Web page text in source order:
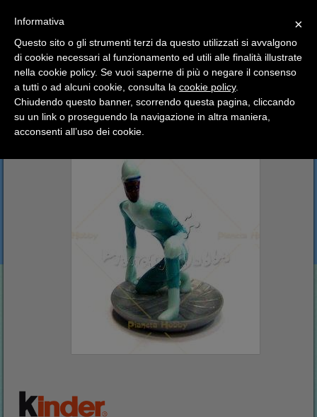
HOME Kinder Sorpresa Collection
Kinder Italia
Gli Incredibili
Siberius
Siberius
×
Ciao a tutti, il negozio sarà chiuso dal 9/08 al 24/08
compreso.
Tutti gli ordini effettuati dopo le 15:00 del 07/08 verranno
spediti a partire dal giorno 25/08.
Buone vacanze a tutti dallo staff di Pianeta Hobby
×
Informativa
Questo sito o gli strumenti terzi da questo utilizzati si avvalgono
di cookie necessari al funzionamento ed utili alle finalità illustrate
nella cookie policy. Se vuoi saperne di più o negare il consenso
a tutti o ad alcuni cookie, consulta la cookie policy.
Chiudendo questo banner, scorrendo questa pagina, cliccando
su un link o proseguendo la navigazione in altra maniera,
acconsenti all’uso dei cookie.